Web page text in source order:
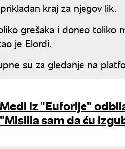
kraj za njegov lik.
grešaka i doneo toliko
je Elordi.
su za gledanje na
Medi iz "Euforije"
"Mislila sam da ću